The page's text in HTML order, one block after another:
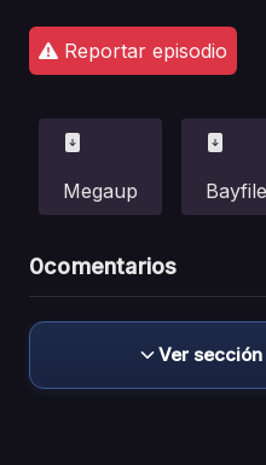
Reportar episodio
Megaup
0comentarios
Ver